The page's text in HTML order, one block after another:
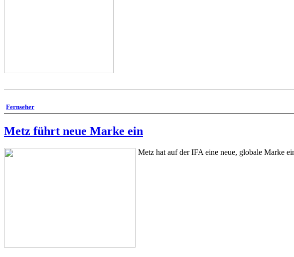
Fernseher
Metz führt neue Marke ein
Metz hat auf der IFA eine neue, globale Marke